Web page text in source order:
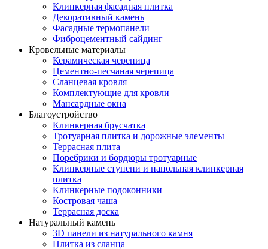
Клинкерная фасадная плитка
Декоративный камень
Фасадные термопанели
Фиброцементный сайдинг
Кровельные материалы
Керамическая черепица
Цементно-песчаная черепица
Сланцевая кровля
Комплектующие для кровли
Мансардные окна
Благоустройство
Клинкерная брусчатка
Тротуарная плитка и дорожные элементы
Террасная плита
Поребрики и бордюры тротуарные
Клинкерные ступени и напольная клинкерная
плитка
Клинкерные подоконники
Костровая чаша
Террасная доска
Натуральный камень
3D панели из натурального камня
Плитка из сланца